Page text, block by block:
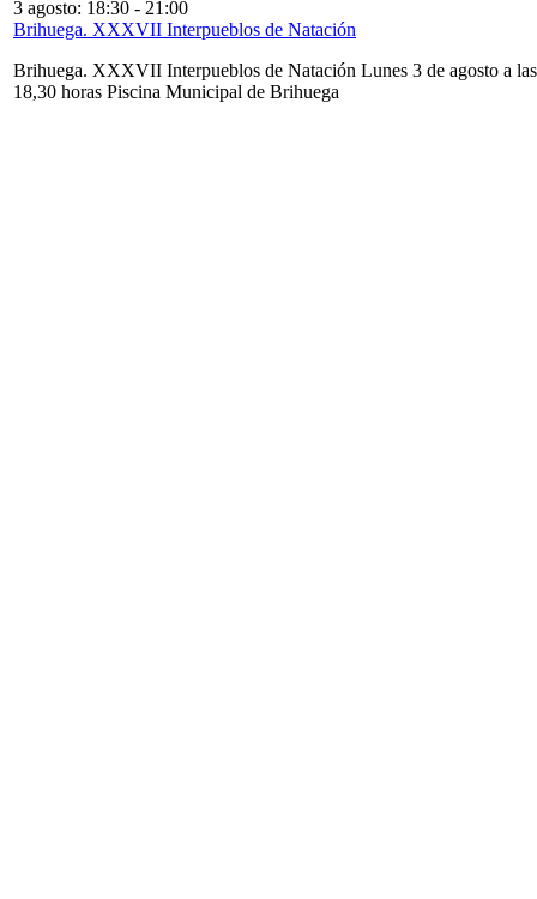
3 agosto: 18:30 - 21:00
Brihuega. XXXVII Interpueblos de Natación
Brihuega. XXXVII Interpueblos de Natación Lunes 3 de agosto a las
18,30 horas Piscina Municipal de Brihuega